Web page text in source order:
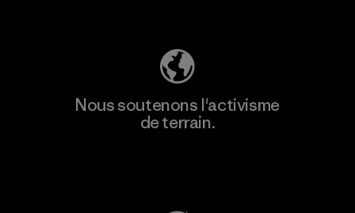
Nous soutenons l'activisme
de terrain.